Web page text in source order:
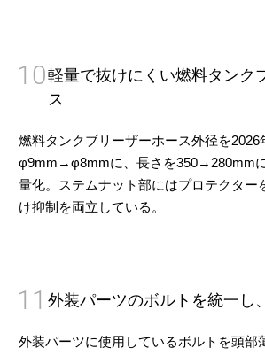
10軽量で抜けにくい燃料タンク
ス
燃料タンクブリーザーホース外径を2026
φ9mm→φ8mmに、長さを350→280mm
量化。ステムナット部にはプロテクター
け抑制を両立している。
11 外装パーツのボルトを統一し
外装パーツに使用しているボルトを頭部